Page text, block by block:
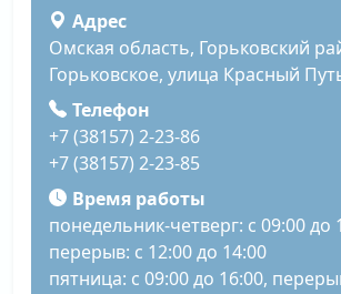
Адрес
Омская область, Горьковский
Горьковское, улица Красный
Телефон
+7 (38157) 2-23-86
+7 (38157) 2-23-85
Время работы
понедельник-четверг: с 09:00 до
перерыв: с 12:00 до 14:00
пятница: с 09:00 до 16:00,